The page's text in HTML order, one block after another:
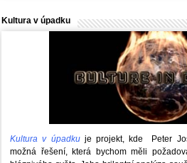
Kultura v úpadku
Kultura v úpadkuje projekt, kde Peter
možná řešení, která bychom měli